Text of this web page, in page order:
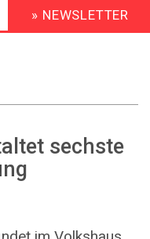
HEADER» NEWSLETTER
sechste